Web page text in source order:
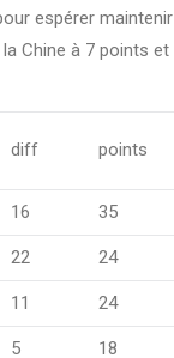
espérer maintenir
Chine à 7 points et
diff points
16 35
22 24
11 24
5 18